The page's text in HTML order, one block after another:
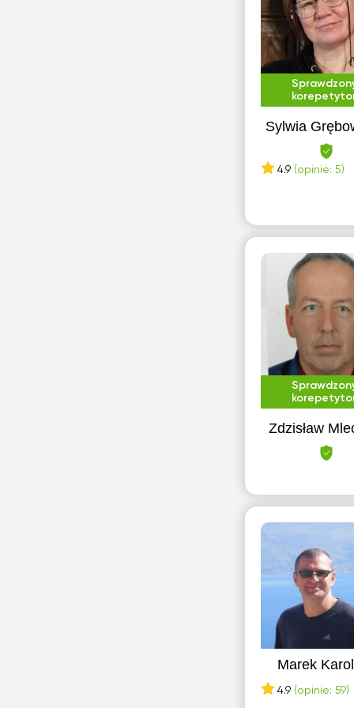
Sylwia
4.9 (opinie: 5)
Zdzisław
Marek
4.9 (opinie: 59)